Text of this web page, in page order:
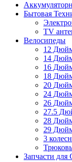
Бытовая
TV
Велосипеды
12
14
16
18
20
24
26
27.5
28
29
3
Запчасти для